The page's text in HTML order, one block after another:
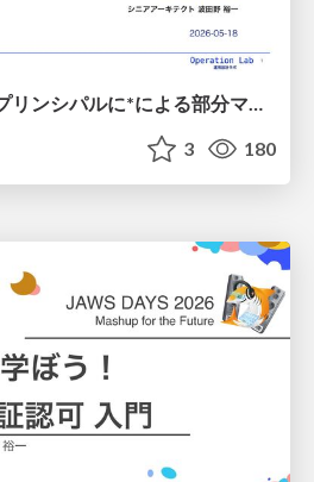
3 180